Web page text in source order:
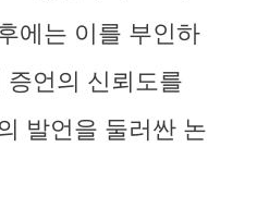
에는 이를 부인하
언의 신뢰도를
발언을 둘러싼 논